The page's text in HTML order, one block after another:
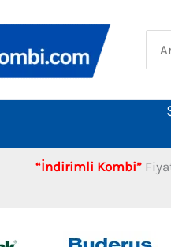
for:
“İndirimli Kombi”